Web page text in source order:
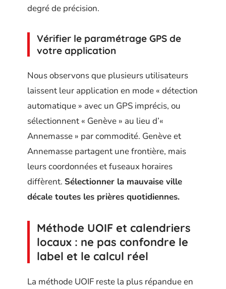
degré de précision.
Vérifier le paramétrage GPS de
votre application
Nous observons que plusieurs utilisateurs
laissent leur application en mode « détection
automatique » avec un GPS imprécis, ou
sélectionnent « Genève » au lieu d’«
Annemasse » par commodité. Genève et
Annemasse partagent une frontière, mais
leurs coordonnées et fuseaux horaires
diffèrent. Sélectionner la mauvaise ville
décale toutes les prières quotidiennes.
Méthode UOIF et calendriers
locaux : ne pas confondre le
label et le calcul réel
La méthode UOIF reste la plus répandue en